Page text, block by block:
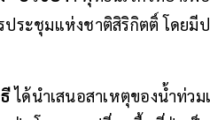
ระชุมแห่งชาติสิริกิตติ์ โดยมี
ได้นำเสนอสาเหตุของน้ำท่วม